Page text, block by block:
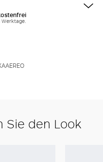
Sie den Look